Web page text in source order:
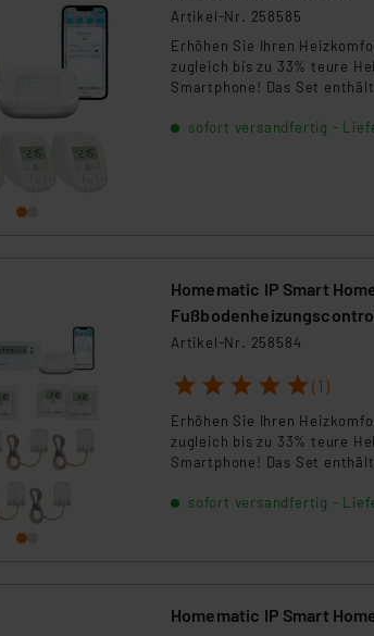
Artikel-Nr. 258585
Erhöhen Sie Ihren
zugleich bis zu 33% teure
Smartphone! Das Set
sofort versandfertig -
Homematic IP Smart
Artikel-Nr. 258584
1 2 3 4 5 (1)
Erhöhen Sie Ihren
zugleich bis zu 33% teure
Smartphone! Das Set enthält:
sofort versandfertig -
Homematic IP Smart